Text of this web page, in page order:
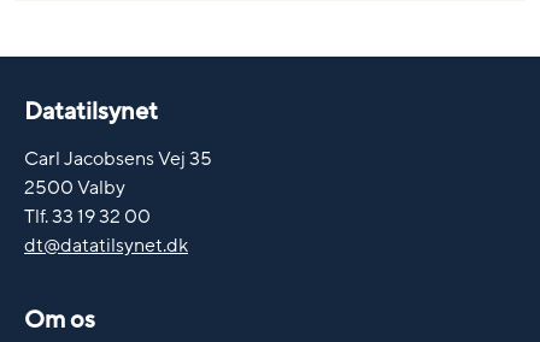
Datatilsynet
Carl Jacobsens Vej 35
2500 Valby
Tlf. 33 19 32 00
dt@datatilsynet.dk
Om os